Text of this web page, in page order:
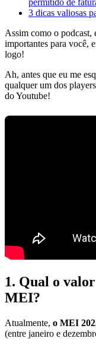
permitido de
3 dicas valiosas
Assim como o podcast,
importantes para você,
logo!
Ah, antes que eu me
qualquer um dos
do Youtube!
1. Qual o
MEI?
Atualmente, o MEI
(entre janeiro e